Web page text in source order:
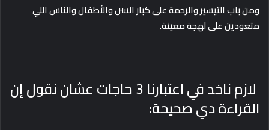
ومن باب التيسير والرحمة على كبار السن والأطفال والناس اللي
متعودين على لهجة معينة.
لازم ناخد في اعتبارنا 3 حاجات عشان نقول إن
القراءة دي صحيحة: